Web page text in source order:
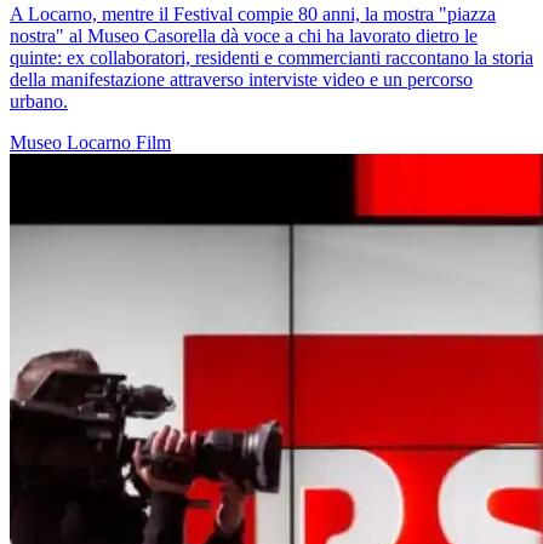
A Locarno, mentre il Festival compie 80 anni, la mostra "piazza
nostra" al Museo Casorella dà voce a chi ha lavorato dietro le
quinte: ex collaboratori, residenti e commercianti raccontano la storia
della manifestazione attraverso interviste video e un percorso
urbano.
Museo Locarno Film